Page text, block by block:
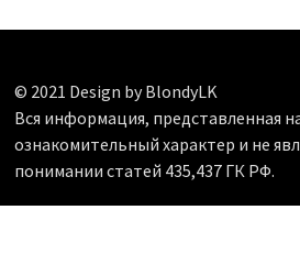
© 2021 Design by BlondyLK
Вся информация, представленная
ознакомительный характер и не
понимании статей 435,437 ГК РФ.